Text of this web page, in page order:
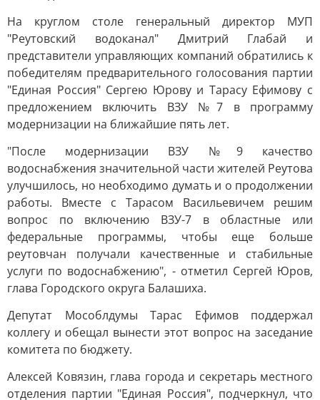
На круглом столе генеральный директор МУП
"Реутовский водоканал" Дмитрий Глабай и
представители управляющих компаний обратились к
победителям предварительного голосования партии
"Единая Россия" Сергею Юрову и Тарасу Ефимову с
предложением включить ВЗУ №7 в программу
модернизации на ближайшие пять лет.
"После модернизации ВЗУ №9 качество
водоснабжения значительной части жителей Реутова
улучшилось, но необходимо думать и о продолжении
работы. Вместе с Тарасом Васильевичем решим
вопрос по включению ВЗУ-7 в областные или
федеральные программы, чтобы еще больше
реутовчан получали качественные и стабильные
услуги по водоснабжению", - отметил Сергей Юров,
глава Городского округа Балашиха.
Депутат Мособлдумы Тарас Ефимов поддержал
коллегу и обещал вынести этот вопрос на заседание
комитета по бюджету.
Алексей Ковязин, глава города и секретарь местного
отделения партии "Единая Россия", подчеркнул, что